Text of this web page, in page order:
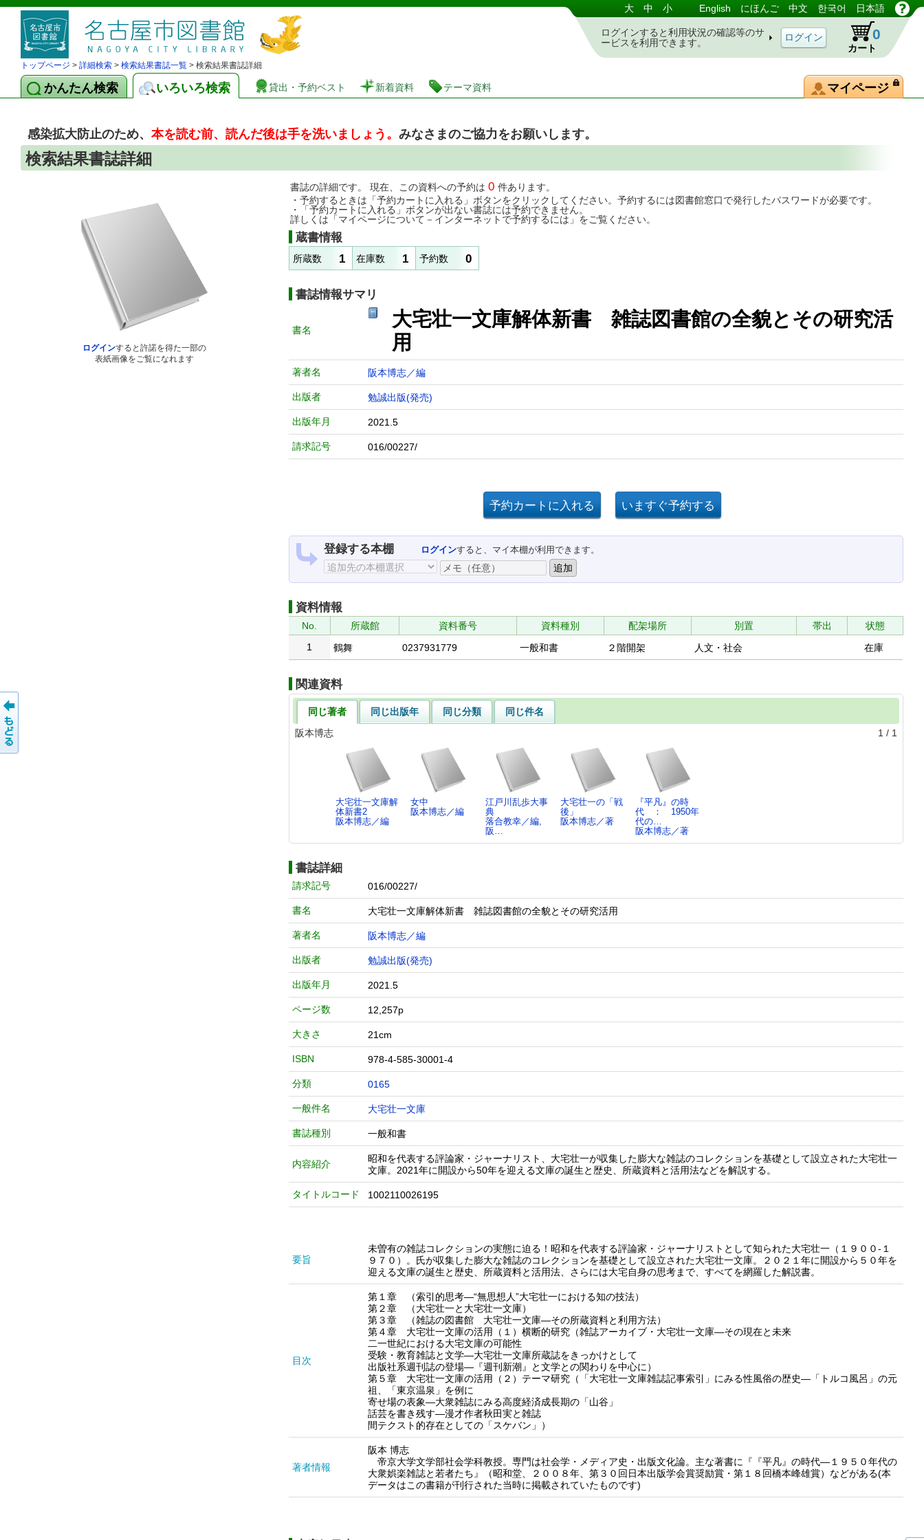
図書館 蔵書検索・予約システム 大 中 小 English にほんご 中文 한국어 日本語
ログインすると利用状況の確認等のサ
ービスを利用できます。
カート
0
トップページ > 詳細検索 > 検索結果書誌一覧 > 検索結果書誌詳細
かんたん検索 いろいろ検索 貸出・予約ベスト 新着資料 テーマ資料 マイページ
感染拡大防止のため、 本を読む前、読んだ後は手を洗いましょう。 みなさまのご協力をお願いします。
検索結果書誌詳細
ログインすると許諾を得た一部の
表紙画像をご覧になれます
書誌の詳細です。 現在、この資料への予約は 0 件あります。
・予約するときは「予約カートに入れる」ボタンをクリックしてください。予約するには図書館窓口で発行したパスワードが必要です。
・「予約カートに入れる」ボタンが出ない書誌には予約できません。
詳しくは「マイページについて－インターネットで予約するには」をご覧ください。
蔵書情報
所蔵数 1 在庫数 1 予約数 0
書誌情報サマリ
書名
大宅壮一文庫解体新書 雑誌図書館の全貌とその研究活
用
著者名 阪本博志／編
出版者 勉誠出版(発売)
出版年月 2021.5
請求記号 016/00227/
登録する本棚 ログインすると、マイ本棚が利用できます。
資料情報
No. 所蔵館 資料番号 資料種別 配架場所 別置 帯出
状態
1
鶴舞 0237931779 一般和書 ２階開架 人文・社会 在庫
関連資料
同じ著者 同じ出版年 同じ分類
同じ件名
阪本博志
1 / 1
大宅壮一文庫解
体新書2
阪本博志／編
女中
阪本博志／編
江戸川乱歩大事
典
落合教幸／編,
阪…
大宅壮一の「戦
後」
阪本博志／著
『平凡』の時
代 ： 1950年
代の…
阪本博志／著
書誌詳細
請求記号 016/00227/
書名 大宅壮一文庫解体新書 雑誌図書館の全貌とその研究活用
著者名 阪本博志／編
出版者 勉誠出版(発売)
出版年月 2021.5
ページ数 12,257p
大きさ 21cm
ISBN 978-4-585-30001-4
分類 0165
一般件名 大宅壮一文庫
書誌種別 一般和書
内容紹介
昭和を代表する評論家・ジャーナリスト、大宅壮一が収集した膨大な雑誌のコレクションを基礎として設立された大宅壮一
文庫。2021年に開設から50年を迎える文庫の誕生と歴史、所蔵資料と活用法などを解説する。
タイトルコード 1002110026195
要旨
未曽有の雑誌コレクションの実態に迫る！昭和を代表する評論家・ジャーナリストとして知られた大宅壮一（１９００‐１
９７０）。氏が収集した膨大な雑誌のコレクションを基礎として設立された大宅壮一文庫。２０２１年に開設から５０年を
迎える文庫の誕生と歴史、所蔵資料と活用法、さらには大宅自身の思考まで、すべてを網羅した解説書。
目次
第１章 （索引的思考―“無思想人”大宅壮一における知の技法）
第２章 （大宅壮一と大宅壮一文庫）
第３章 （雑誌の図書館 大宅壮一文庫―その所蔵資料と利用方法）
第４章 大宅壮一文庫の活用（１）横断的研究（雑誌アーカイブ・大宅壮一文庫―その現在と未来
二一世紀における大宅文庫の可能性
受験・教育雑誌と文学―大宅壮一文庫所蔵誌をきっかけとして
出版社系週刊誌の登場―『週刊新潮』と文学との関わりを中心に）
第５章 大宅壮一文庫の活用（２）テーマ研究（「大宅壮一文庫雑誌記事索引」にみる性風俗の歴史―「トルコ風呂」の元
祖、「東京温泉」を例に
寄せ場の表象―大衆雑誌にみる高度経済成長期の「山谷」
話芸を書き残す―漫才作者秋田実と雑誌
間テクスト的存在としての「スケバン」）
著者情報
阪本 博志
帝京大学文学部社会学科教授。専門は社会学・メディア史・出版文化論。主な著書に『『平凡』の時代―１９５０年代の
大衆娯楽雑誌と若者たち』（昭和堂、２００８年、第３０回日本出版学会賞奨励賞・第１８回橋本峰雄賞）などがある(本
データはこの書籍が刊行された当時に掲載されていたものです)